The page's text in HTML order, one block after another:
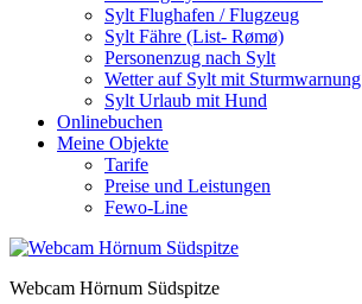
Sylt Flughafen / Flugzeug
Sylt Fähre (List- Rømø)
Personenzug nach Sylt
Wetter auf Sylt mit Sturmwarnung
Sylt Urlaub mit Hund
Onlinebuchen
Meine Objekte
Tarife
Preise und Leistungen
Fewo-Line
Webcam Hörnum Südspitze